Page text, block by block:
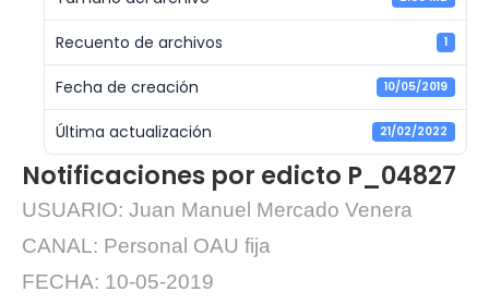
Recuento de archivos 1
Fecha de creación 10/05/2019
Última actualización 21/02/2022
Notificaciones por edicto P_04827
USUARIO: Juan Manuel Mercado Venera
CANAL: Personal OAU fija
FECHA: 10-05-2019